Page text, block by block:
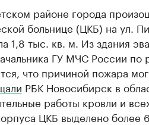
районе города
больнице (ЦКБ) на ул.
1,8 тыс. кв. м. Из здания
ГУ МЧС России по
что причиной пожара
РБК Новосибирск в
работы кровли и
ЦКБ выделено более